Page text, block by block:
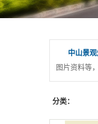
中山景观
图片资料等
分类：